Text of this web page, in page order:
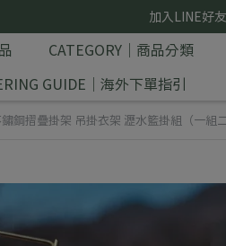
加入LINE好
CATEGORY｜商品分類
GUIDE｜海外下單指引
鏽鋼摺疊掛架 吊掛衣架 瀝水籃掛組（一